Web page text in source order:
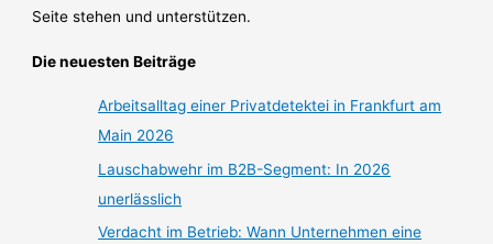
Seite stehen und unterstützen.
Die neuesten Beiträge
Arbeitsalltag einer Privatdetektei in Frankfurt am
Main 2026
Lauschabwehr im B2B-Segment: In 2026
unerlässlich
Verdacht im Betrieb: Wann Unternehmen eine